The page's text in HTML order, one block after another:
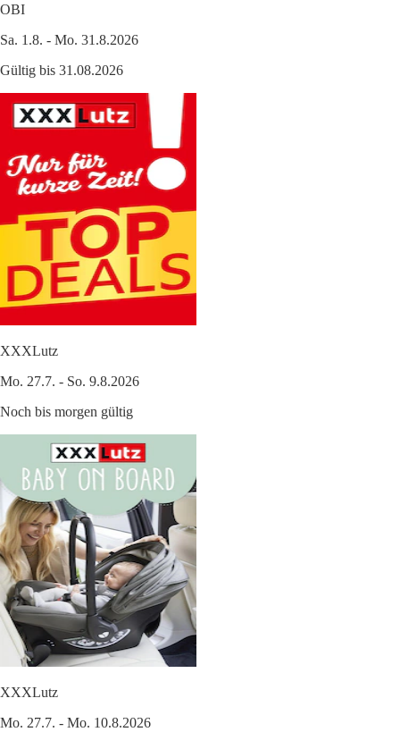
OBI
Sa. 1.8. - Mo. 31.8.2026
Gültig bis 31.08.2026
XXXLutz
Mo. 27.7. - So. 9.8.2026
Noch bis morgen gültig
XXXLutz
Mo. 27.7. - Mo. 10.8.2026